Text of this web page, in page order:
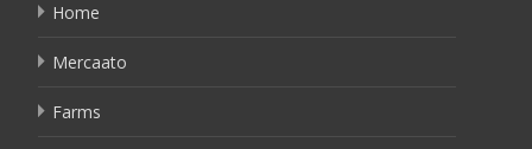
Home
Mercaato
Farms